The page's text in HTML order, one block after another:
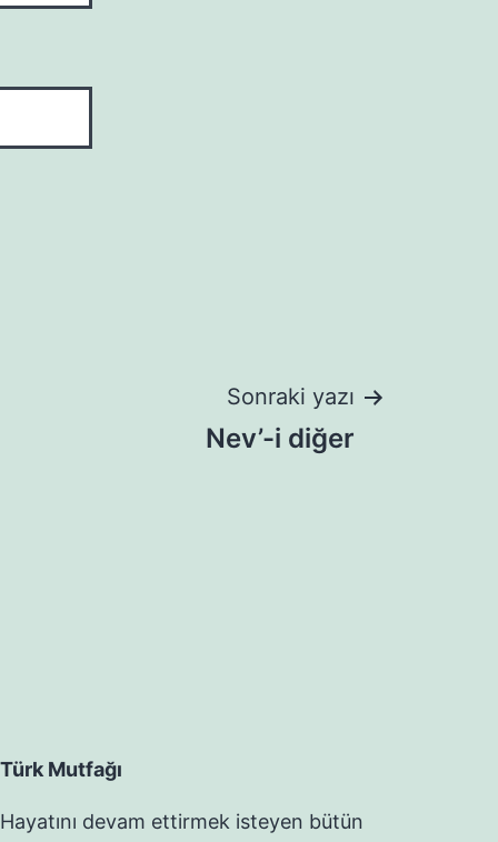
Sonraki yazı
Nev’-i diğer
Türk Mutfağı
Hayatını devam ettirmek isteyen bütün